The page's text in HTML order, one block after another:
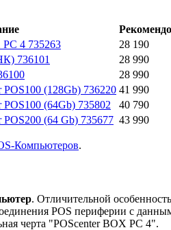
4 735263
28 190
736101
28 990
28 990
(128Gb) 736220 41 990
(64Gb) 735802
40 790
(64 Gb) 735677 43 990
Компьютеров.
. Отличительной
POS периферии с
черта "POScenter BOX PC 4".